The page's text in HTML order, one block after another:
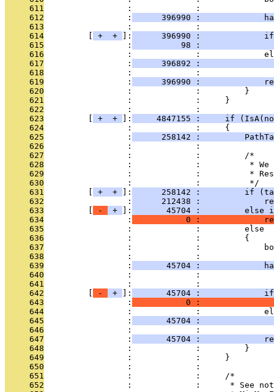
     611
                 :             :
     612
                 :
396990 :
     613
:             :
     614
+ + ]:
396990 :
     615
                 :
98 :
     616
:             :
     617
                 :
396892 :
     618
                 :             :
     619
                 :
396990 :
     620
                 :             :         }
     621
                 :             :     }
     622
                 :             :
     623
+ + ]:
4847155 :     if
     624
                 :             :     {
     625
                 :
258142 :
     626
                 :             :
     627
                 :             :         /*
     628
:             :          *
     629
:             :          *
     630
                 :             :          */
     631
+ + ]:
258142 :         if
     632
                 :
212438 :
     633
- + ]:
45704 :         else
     634
                 :
0 :
     635
                 :             :         else
     636
                 :             :         {
     637
:             :
     638
                 :             :
     639
                 :
45704 :
     640
:             :
     641
                 :             :
     642
- + ]:
45704 :
     643
                 :
0 :
     644
:             :
     645
                 :
45704 :
     646
                 :             :
     647
                 :
45704 :
     648
                 :             :         }
     649
                 :             :     }
     650
                 :             :
     651
                 :             :     /*
     652
:             :      * See